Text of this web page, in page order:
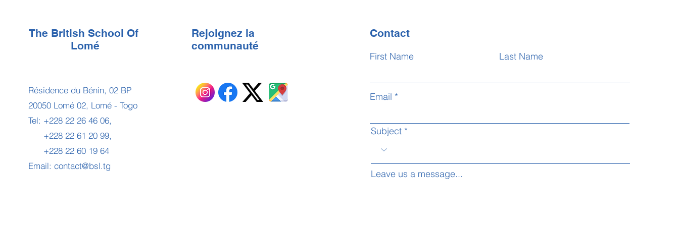
The British School Of
Lomé
Résidence du Bénin, 02 BP
20050 Lomé 02, Lomé - Togo
Tel: +228 22 26 46 06,
+228 22 61 20 99,
+228 22 60 19 64
Email: contact@bsl.tg
Rejoignez la
communauté
Contact
First Name Last Name
Email
Subject
Leave us a message...